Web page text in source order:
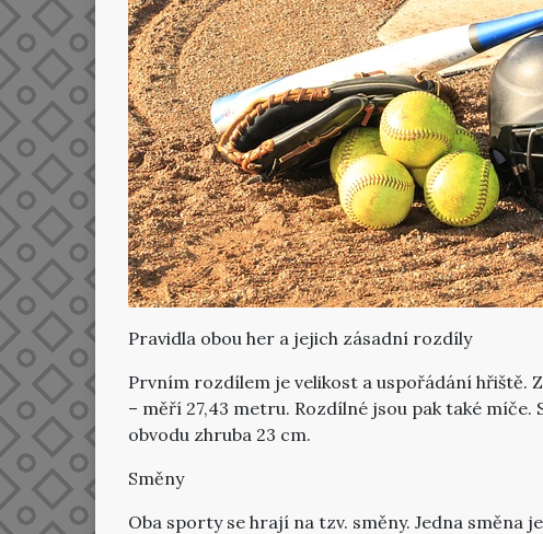
Pravidla obou her a jejich zásadní rozdíly
Prvním rozdílem je velikost a uspořádání hřiště.
– měří 27,43 metru. Rozdílné jsou pak také
obvodu zhruba 23 cm.
Směny
Oba sporty se hrají na tzv. směny. Jedna směna